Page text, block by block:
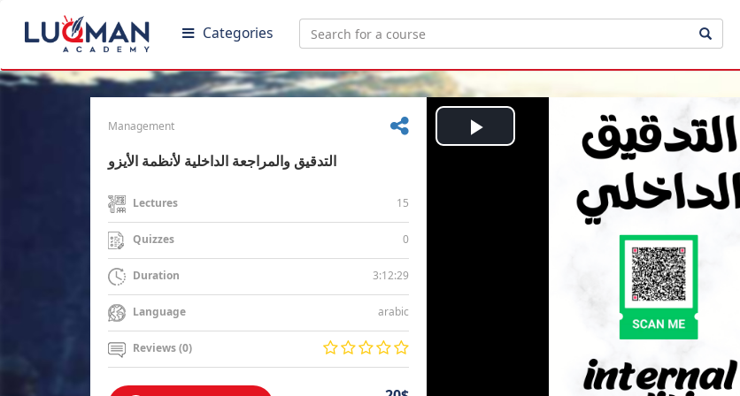
Categories
Management
التدقيق والمراجعة الداخلية لأنظمة الأيزو
Lectures 15
Quizzes 0
Duration 3:12:29
Language arabic
Reviews (0)
Play